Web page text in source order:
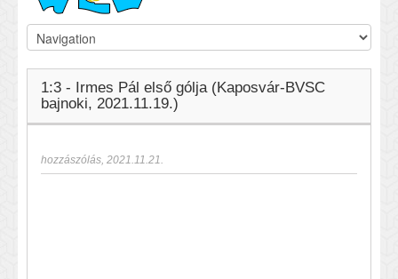
1:3 - Irmes Pál első gólja (Kaposvár-BVSC
bajnoki, 2021.11.19.)
hozzászólás, 2021.11.21.